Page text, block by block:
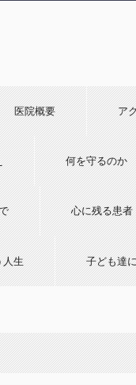
医院概要 ア
何を守るのか
心に残る患者
人生 子ども達